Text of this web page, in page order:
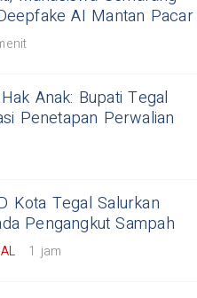
AI Mantan Pacar
Anak: Bupati Tegal
Penetapan Perwalian
Kota Tegal Salurkan
Pengangkut Sampah
1 jam